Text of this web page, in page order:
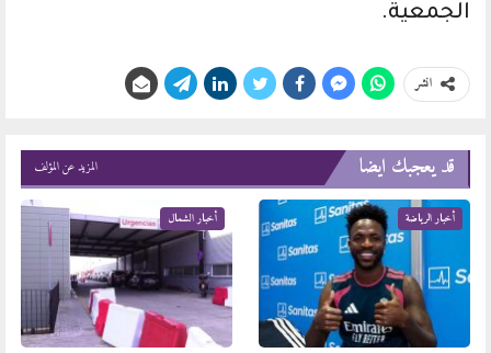
الجمعية.
انشر
قد يعجبك ايضا المزيد عن المؤلف
أخبار الرياضة أخبار الشمال